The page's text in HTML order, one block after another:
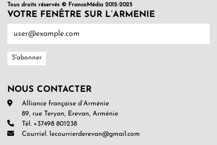
Tous droits réservés © FrancoMédia 2012-2025
VOTRE FENÊTRE SUR L’ARMENIE
NOUS CONTACTER
Alliance française d’Arménie
89, rue Teryan, Erevan, Arménie
Tél. +37498 801238
Courriel. lecourrierderevan@gmail.com